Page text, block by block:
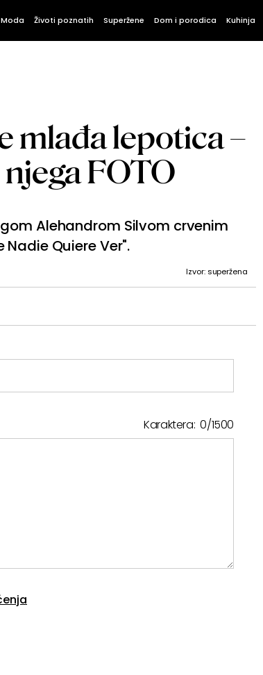
Moda Životi poznatih Superžene Dom i porodica Kuhinja
mlađa lepotica –
FOTO
Alehandrom Silvom crvenim
Quiere Ver".
Izvor: superžena
Karaktera:0/1500